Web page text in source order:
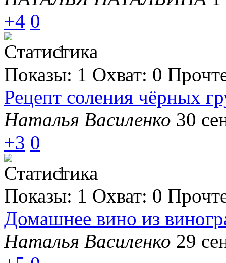
+4 0
1
Показы: 1 Охват: 0
Рецепт соления чёрных
Наталья Василенко 30
+3 0
1
Показы: 1 Охват: 0
Домашнее вино из
Наталья Василенко 29